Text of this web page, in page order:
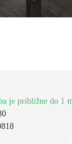
je približne do 1